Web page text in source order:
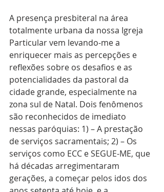
A presença presbiteral na área
totalmente urbana da nossa Igreja
Particular vem levando-me a
enriquecer mais as percepções e
reflexões sobre os desafios e as
potencialidades da pastoral da
cidade grande, especialmente na
zona sul de Natal. Dois fenômenos
são reconhecidos de imediato
nessas paróquias: 1) – A prestação
de serviços sacramentais; 2) – Os
serviços como ECC e SEGUE-ME, que
há décadas arregimentaram
gerações, a começar pelos idos dos